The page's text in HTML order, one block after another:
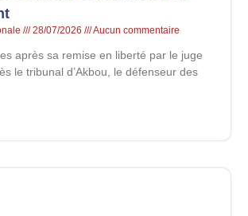
28/07/2026 Aucun commentaire
après sa remise en liberté par le juge
le tribunal d’Akbou, le défenseur des